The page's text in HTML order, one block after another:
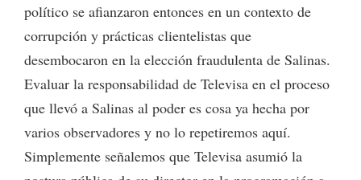
político se afianzaron entonces en un contexto de
corrupción y prácticas clientelistas que
desembocaron en la elección fraudulenta de Salinas.
Evaluar la responsabilidad de Televisa en el proceso
que llevó a Salinas al poder es cosa ya hecha por
varios observadores y no lo repetiremos aquí.
Simplemente señalemos que Televisa asumió la